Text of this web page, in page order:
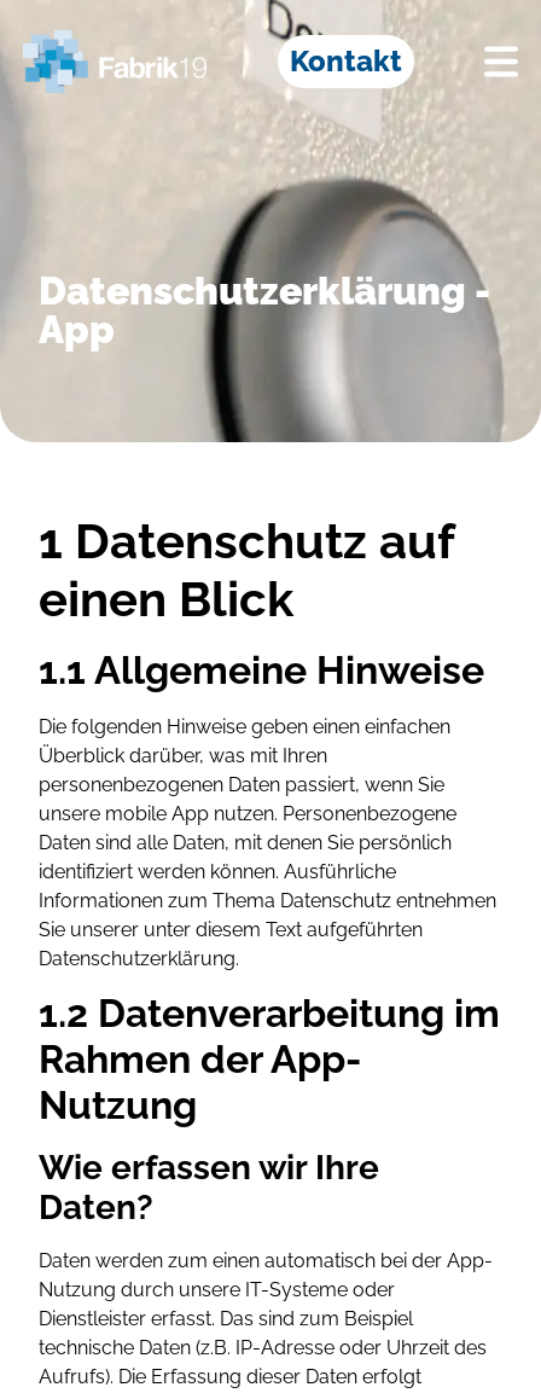
Kontakt
Datenschutzerklärung -
App
1 Datenschutz auf
einen Blick
1.1 Allgemeine Hinweise
Die folgenden Hinweise geben einen einfachen
Überblick darüber, was mit Ihren
personenbezogenen Daten passiert, wenn Sie
unsere mobile App nutzen. Personenbezogene
Daten sind alle Daten, mit denen Sie persönlich
identifiziert werden können. Ausführliche
Informationen zum Thema Datenschutz entnehmen
Sie unserer unter diesem Text aufgeführten
Datenschutzerklärung.
1.2 Datenverarbeitung im
Rahmen der App-
Nutzung
Wie erfassen wir Ihre
Daten?
Daten werden zum einen automatisch bei der App-
Nutzung durch unsere IT-Systeme oder
Dienstleister erfasst. Das sind zum Beispiel
technische Daten (z.B. IP-Adresse oder Uhrzeit des
Aufrufs). Die Erfassung dieser Daten erfolgt